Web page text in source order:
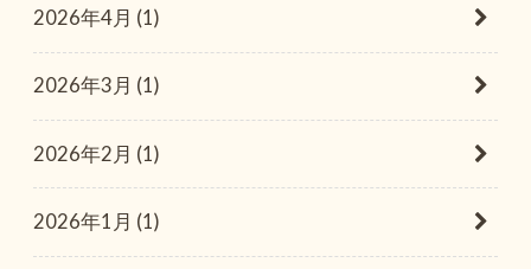
2026年4月 (1)
2026年3月 (1)
2026年2月 (1)
2026年1月 (1)